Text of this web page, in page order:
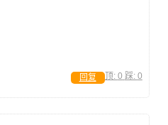
顶: 0 踩: 0
回复